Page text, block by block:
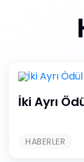
İki Ayrı
HABERLER